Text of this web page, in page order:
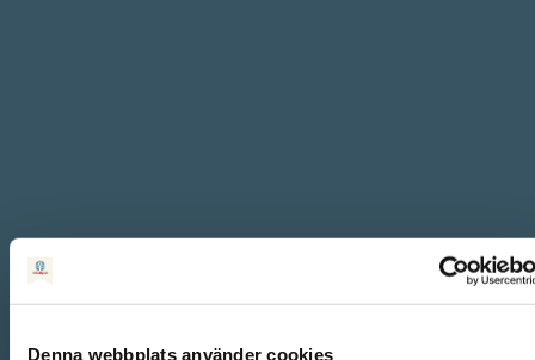
Denna webbplats använder cookies